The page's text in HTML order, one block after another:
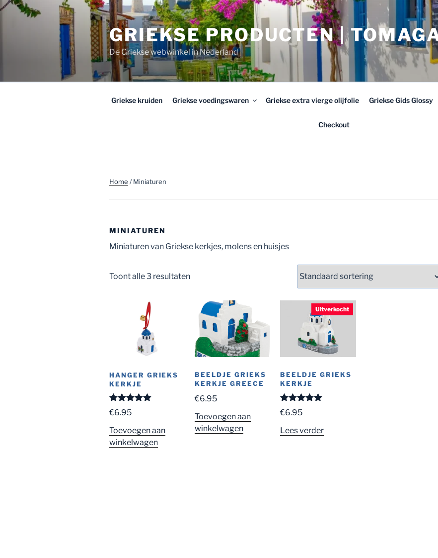
Ga
GRIEKSE PRODUCTEN |
De Griekse webwinkel in Nederland
Griekse kruiden Griekse voedingswaren Griekse extra vierge olijfolie Griekse Gids Glossy
Checkout
Home / Miniaturen
MINIATUREN
Miniaturen van Griekse kerkjes, molens en huisjes
Toont alle 3 resultaten
HANGER GRIEKS
KERKJE
Gewaardeer
d4.80uit
€6.95
Toevoegen aan
winkelwagen
BEELDJE GRIEKS
KERKJE GREECE
€6.95
Toevoegen aan
winkelwagen
Uitverkocht
BEELDJE GRIEKS
KERKJE
Gewaardeerd
5.00uit 5
€6.95
Lees verder